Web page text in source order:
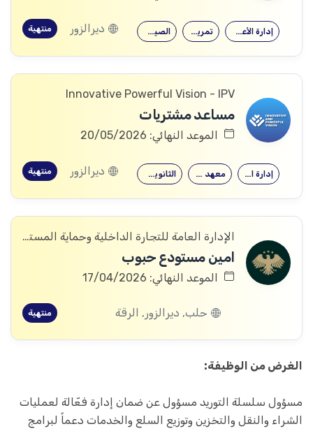
الصيدلة تمريض إدارة الأعمال ديرالزور منتهية
Innovative Powerful Vision - IPV
مساعد مشتريات
الموعد النهائي: 20/05/2026
الثانوية العامة معهد متوسط إدارة الأعمال ديرالزور منتهية
الإدارة العامة للتجارة الداخلية وحماية المستهلك
امين مستودع حبوب
الموعد النهائي: 17/04/2026
حلب, ديرالزور, الرقة منتهية
الغرض من الوظيفة:
مسؤول سلسلة التوريد مسؤول عن ضمان إدارة فعّالة لعمليات
الشراء والنقل والتخزين وتوزيع السلع والخدمات دعماً لبرامج